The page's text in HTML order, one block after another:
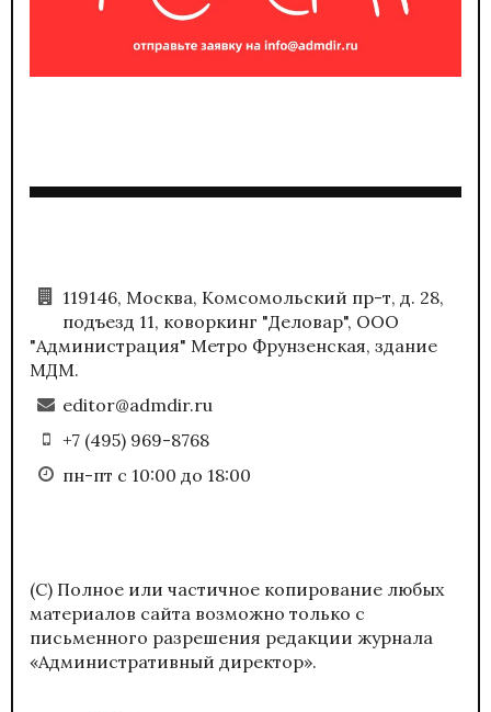
119146, Москва, Комсомольский пр-т, д. 28,
подъезд 11, коворкинг "Деловар", ООО
"Администрация" Метро Фрунзенская, здание
МДМ.
editor@admdir.ru
+7 (495) 969-8768
пн-пт с 10:00 до 18:00
(С) Полное или частичное копирование любых
материалов сайта возможно только с
письменного разрешения редакции журнала
«Административный директор».